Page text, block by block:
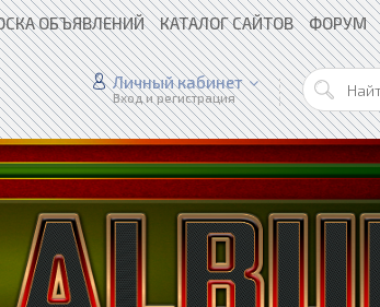
ОБЪЯВЛЕНИЙ КАТАЛОГ САЙТОВ ФОРУМ
Личный кабинет
Вход и регистрация